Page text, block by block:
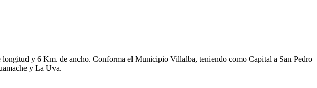
y 6 Km. de ancho. Conforma el Municipio Villalba, teniendo como Capital a San Pedro
y La Uva.